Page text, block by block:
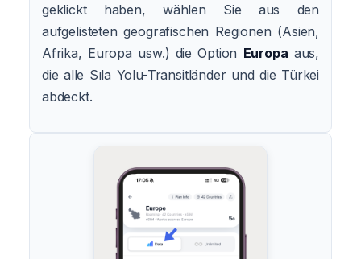
geklickt haben, wählen Sie aus den
aufgelisteten geografischen Regionen (Asien,
Afrika, Europa usw.) die Option Europa aus,
die alle Sıla Yolu-Transitländer und die Türkei
abdeckt.